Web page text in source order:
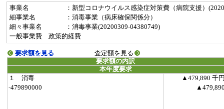
事業名
：新型コロナウイルス感染症対策費（病院支援）
細事業名
：消毒事業（病床確保関係分）
細々事業名
：消毒事業(20200309-04380749)
一般事業費 政策的経費
要求額を見る
査定額を見る
要求額の内訳
本年度要求
１ 消毒
▲479,890 千
-479890000